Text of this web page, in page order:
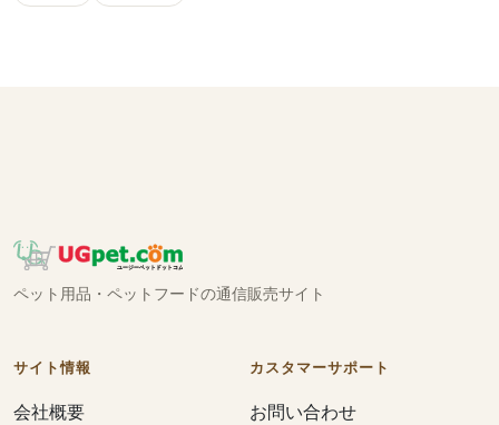
ペット用品・ペットフードの通信販売サイト
サイト情報
会社概要
カスタマーサポート
お問い合わせ